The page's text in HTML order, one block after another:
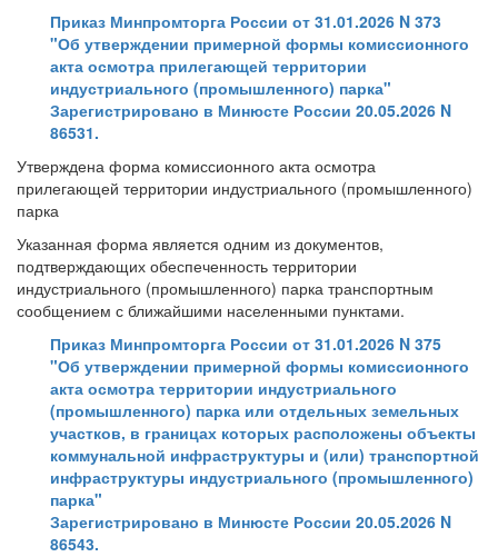
Приказ Минпромторга России от 31.01.2026 N 373
"Об утверждении примерной формы комиссионного
акта осмотра прилегающей территории
индустриального (промышленного) парка"
Зарегистрировано в Минюсте России 20.05.2026 N
86531.
Утверждена форма комиссионного акта осмотра
прилегающей территории индустриального (промышленного)
парка
Указанная форма является одним из документов,
подтверждающих обеспеченность территории
индустриального (промышленного) парка транспортным
сообщением с ближайшими населенными пунктами.
Приказ Минпромторга России от 31.01.2026 N 375
"Об утверждении примерной формы комиссионного
акта осмотра территории индустриального
(промышленного) парка или отдельных земельных
участков, в границах которых расположены объекты
коммунальной инфраструктуры и (или) транспортной
инфраструктуры индустриального (промышленного)
парка"
Зарегистрировано в Минюсте России 20.05.2026 N
86543.